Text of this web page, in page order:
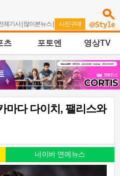
체기사| 많이본뉴스 | 사진구매
츠 포토엔 영상TV
마다 다이치, 팰리스와
네이버 연예뉴스